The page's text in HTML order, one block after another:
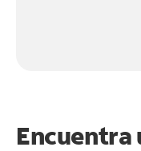
Encuentra